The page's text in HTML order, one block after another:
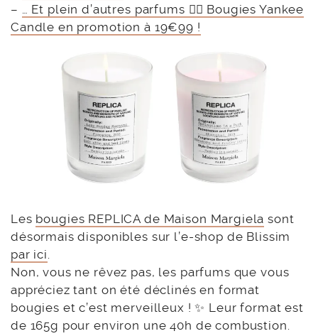
– … Et plein d’autres parfums 👉🏻 Bougies Yankee
Candle en promotion à 19€99 !
Les bougies REPLICA de Maison Margiela sont
désormais disponibles sur l’e-shop de Blissim
par ici.
Non, vous ne rêvez pas, les parfums que vous
appréciez tant on été déclinés en format
bougies et c’est merveilleux ! ✨ Leur format est
de 165g pour environ une 40h de combustion.